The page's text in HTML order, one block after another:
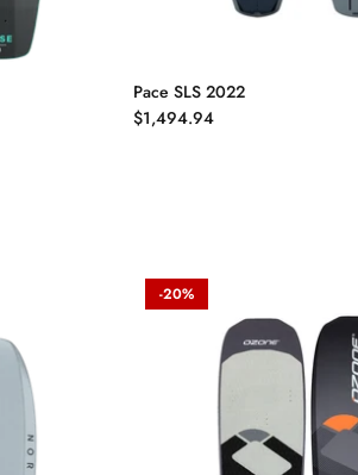
Pace SLS 2022
$1,494.94
-20%